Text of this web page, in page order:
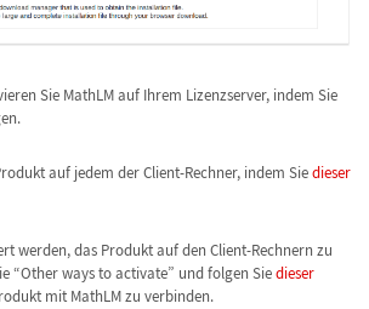
Sie MathLM auf Ihrem Lizenzserver, indem Sie
auf jedem der Client-Rechner, indem Siedieser
werden, das Produkt auf den Client-Rechnern zu
“Other ways to activate” und folgen Siedieser
mit MathLM zu verbinden.